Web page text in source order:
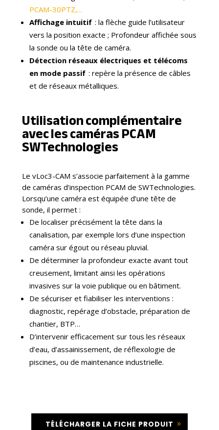
PCAM-30PTZ,…
Affichage intuitif : la flèche guide l’utilisateur
vers la position exacte ; Profondeur affichée sous
la sonde ou la tête de caméra.
Détection réseaux électriques et télécoms
en mode passif : repère la présence de câbles
et de réseaux métalliques.
Utilisation complémentaire
avec les caméras PCAM
SWTechnologies
Le vLoc3-CAM s’associe parfaitement à la gamme
de caméras d’inspection PCAM de SWTechnologies.
Lorsqu’une caméra est équipée d’une tête de
sonde, il permet :
De localiser précisément la tête dans la
canalisation, par exemple lors d’une inspection
caméra sur égout ou réseau pluvial.
De déterminer la profondeur exacte avant tout
creusement, limitant ainsi les opérations
invasives sur la voie publique ou en bâtiment.
De sécuriser et fiabiliser les interventions :
diagnostic, repérage d’obstacle, préparation de
chantier, BTP…
D’intervenir efficacement sur tous les réseaux
d’eau, d’assainissement, de réflexologie de
piscines, ou de maintenance industrielle.
TÉLÉCHARGER LA FICHE PRODUIT